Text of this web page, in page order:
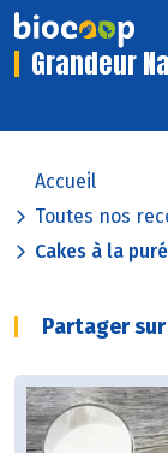
Grandeur
Accueil
Toutes nos
Cakes à la
Partager sur